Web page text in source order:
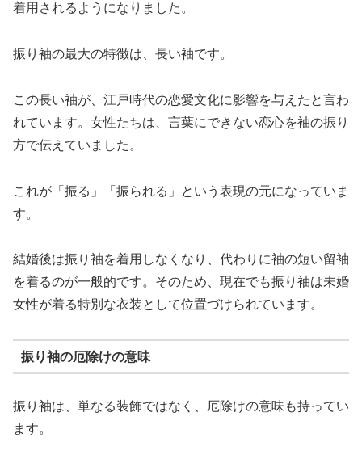
着用されるようになりました。
振り袖の最大の特徴は、長い袖です。
この長い袖が、江戸時代の恋愛文化に影響を与えたと言わ
れています。女性たちは、言葉にできない恋心を袖の振り
方で伝えていました。
これが「振る」「振られる」という表現の元になっていま
す。
結婚後は振り袖を着用しなくなり、代わりに袖の短い留袖
を着るのが一般的です。そのため、現在でも振り袖は未婚
女性が着る特別な衣装として位置づけられています。
振り袖の厄除けの意味
振り袖は、単なる装飾ではなく、厄除けの意味も持ってい
ます。